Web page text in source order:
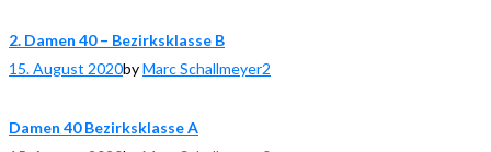
2. Damen 40 – Bezirksklasse B
15. August 2020byMarc Schallmeyer2
Damen 40 Bezirksklasse A